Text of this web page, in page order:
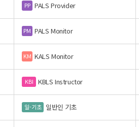
PP PALS Provider
PM PALS Monitor
KM KALS Monitor
KBI KBLS Instructor
일-기초 일반인 기초